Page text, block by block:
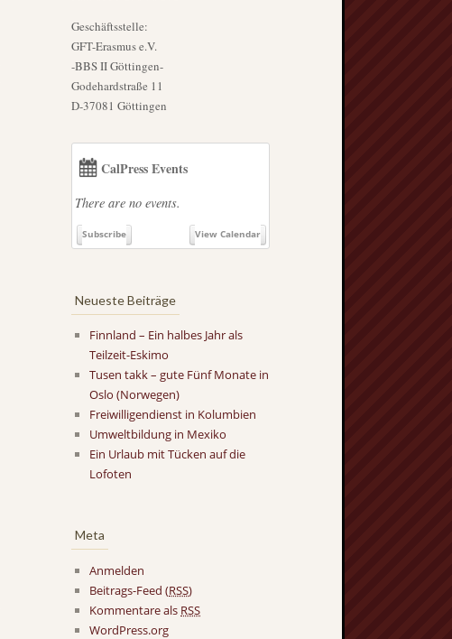
Geschäftsstelle:
GFT-Erasmus e.V.
-BBS II Göttingen-
Godehardstraße 11
D-37081 Göttingen
CalPress Events
There are no events.
Subscribe View Calendar
Neueste Beiträge
Finnland – Ein halbes Jahr als
Teilzeit-Eskimo
Tusen takk – gute Fünf Monate in
Oslo (Norwegen)
Freiwilligendienst in Kolumbien
Umweltbildung in Mexiko
Ein Urlaub mit Tücken auf die
Lofoten
Meta
Anmelden
Beitrags-Feed (RSS)
Kommentare als RSS
WordPress.org